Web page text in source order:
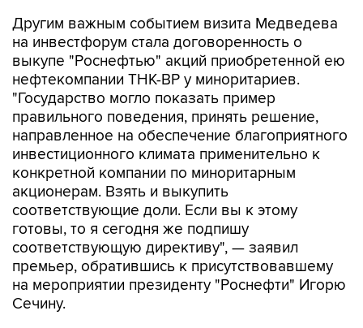
Другим важным событием визита Медведева
на инвестфорум стала договоренность о
выкупе "Роснефтью" акций приобретенной ею
нефтекомпании ТНК-BP у миноритариев.
"Государство могло показать пример
правильного поведения, принять решение,
направленное на обеспечение благоприятного
инвестиционного климата применительно к
конкретной компании по миноритарным
акционерам. Взять и выкупить
соответствующие доли. Если вы к этому
готовы, то я сегодня же подпишу
соответствующую директиву", — заявил
премьер, обратившись к присутствовавшему
на мероприятии президенту "Роснефти" Игорю
Сечину.